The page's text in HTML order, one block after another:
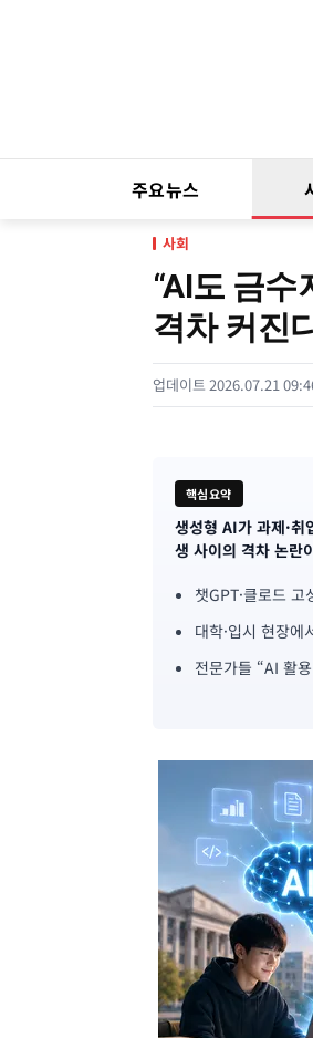
주요뉴스
사회
“AI도 금
격차 커진
업데이트 2026.07.21
핵심요약
기
심
생성형 AI가 과제·취
생 사이의 격차 논란
챗GPT·클로드
대학·입시 현장
전문가들 “AI 활